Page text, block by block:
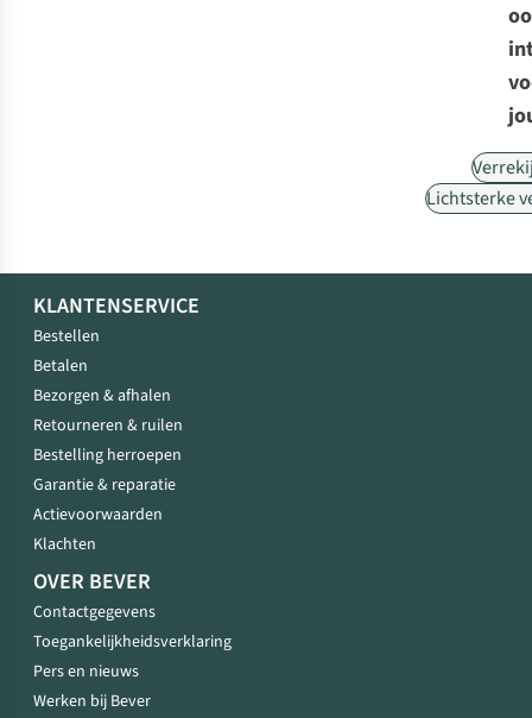
Lichtsterke
KLANTENSERVICE
Bestellen
Betalen
Bezorgen & afhalen
Retourneren & ruilen
Bestelling herroepen
Garantie & reparatie
Actievoorwaarden
Klachten
OVER BEVER
Contactgegevens
Toegankelijkheidsverklaring
Pers en nieuws
Werken bij Bever